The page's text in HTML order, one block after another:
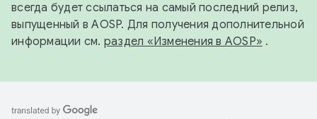
всегда будет ссылаться на самый последний релиз,
выпущенный в AOSP. Для получения дополнительной
информации см. раздел «Изменения в AOSP» .